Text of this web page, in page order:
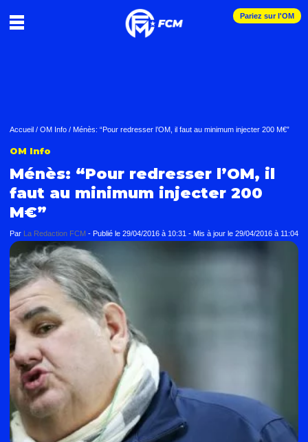
Pariez sur l'OM
Accueil / OM Info / Ménès: “Pour redresser l’OM, il faut au minimum injecter 200 M€”
OM Info
Ménès: “Pour redresser l’OM, il
faut au minimum injecter 200
M€”
Par La Redaction FCM - Publié le 29/04/2016 à 10:31 - Mis à jour le 29/04/2016 à 11:04